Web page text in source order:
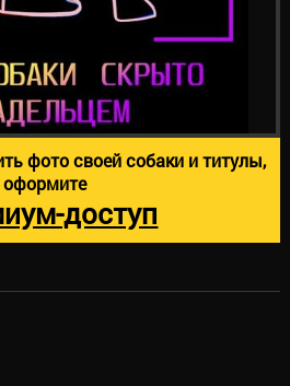
фото своей собаки и титулы,
оформите
доступ